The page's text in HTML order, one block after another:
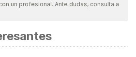
un profesional. Ante dudas, consulta a